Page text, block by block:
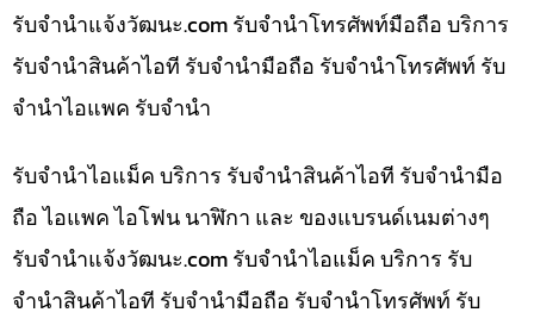
รับจํานําแจ้งวัฒนะ.com รับจำนำโทรศัพท์มือถือ บริการ
รับจำนำสินค้าไอที รับจำนำมือถือ รับจำนำโทรศัพท์ รับ
จำนำไอแพค รับจำนำ
รับจำนำไอแม็ค บริการ รับจำนำสินค้าไอที รับจำนำมือ
ถือ ไอแพค ไอโฟน นาฬิกา และ ของแบรนด์เนมต่างๆ
รับจํานําแจ้งวัฒนะ.com รับจำนำไอแม็ค บริการ รับ
จำนำสินค้าไอที รับจำนำมือถือ รับจำนำโทรศัพท์ รับ